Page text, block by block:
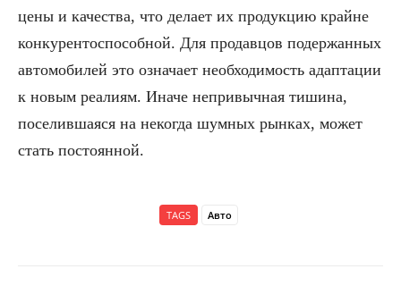
цены и качества, что делает их продукцию крайне
конкурентоспособной. Для продавцов подержанных
автомобилей это означает необходимость адаптации
к новым реалиям. Иначе непривычная тишина,
поселившаяся на некогда шумных рынках, может
стать постоянной.
TAGS Авто